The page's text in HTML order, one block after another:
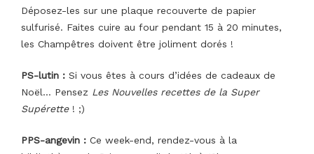
Déposez-les sur une plaque recouverte de papier
sulfurisé. Faites cuire au four pendant 15 à 20 minutes,
les Champêtres doivent être joliment dorés !
PS-lutin : Si vous êtes à cours d’idées de cadeaux de
Noël… Pensez Les Nouvelles recettes de la Super
Supérette ! ;)
PPS-angevin : Ce week-end, rendez-vous à la